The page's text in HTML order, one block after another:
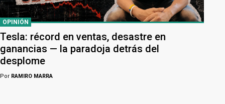
OPINIÓN
Tesla: récord en ventas, desastre en
ganancias — la paradoja detrás del
desplome
Por RAMIRO MARRA